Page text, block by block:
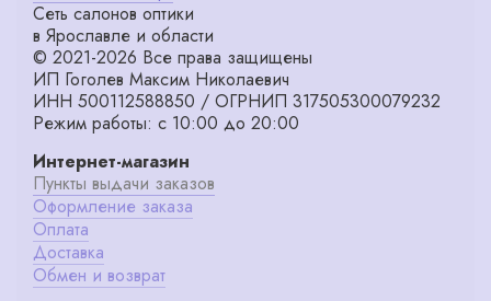
Сеть салонов оптики
в Ярославле и области
© 2021-2026 Все права защищены
ИП Гоголев Максим Николаевич
ИНН 500112588850 / ОГРНИП 317505300079232
Режим работы: с 10:00 до 20:00
Интернет-магазин
Пункты выдачи заказов
Оформление заказа
Оплата
Доставка
Обмен и возврат